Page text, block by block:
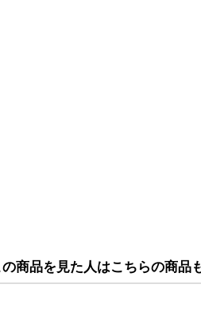
商品を見た人はこちらの商品